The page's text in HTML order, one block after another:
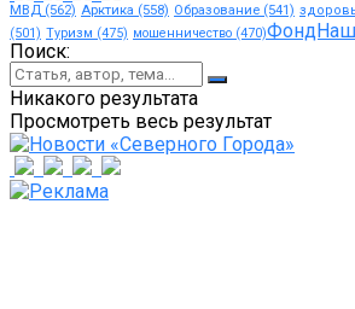
МВД (562) Арктика (558) Образование (541)
(501) Туризм (475) мошенничество (470)
Поиск:
Никакого результата
Просмотреть весь результат